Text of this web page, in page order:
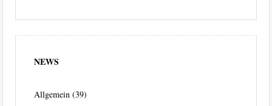
NEWS
Allgemein (39)